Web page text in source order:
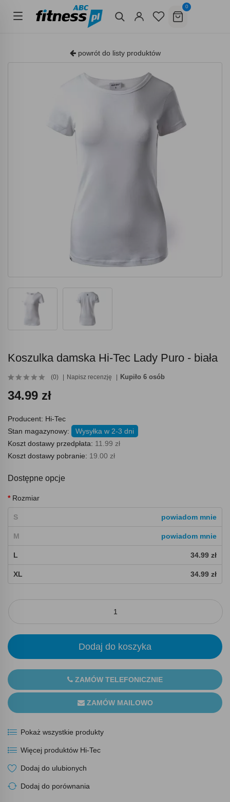
0
powrót do listy produktów
Koszulka damska Hi-Tec Lady Puro - biała
(0) Napisz recenzję Kupiło 6 osób
34.99 zł
Producent: Hi-Tec
Stan magazynowy:
Wysyłka w 2-3 dni
Koszt dostawy przedpłata: 11.99 zł
Koszt dostawy pobranie: 19.00 zł
Dostępne opcje
Rozmiar
S powiadom mnie
M powiadom mnie
L 34.99 zł
XL 34.99 zł
Dodaj do koszyka
ZAMÓW TELEFONICZNIE
ZAMÓW MAILOWO
Pokaż wszystkie produkty
Więcej produktów Hi-Tec
Dodaj do ulubionych
Dodaj do porównania